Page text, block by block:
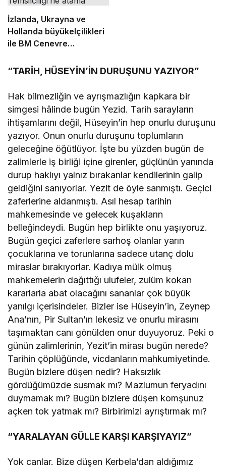
İzlanda, Ukrayna ve
Hollanda büyükelçilikleri
ile BM Cenevre
atama
“TARİH, HÜSEYİN’İN DURUŞUNU YAZIYOR”
Hak bilmezliğin ve ayrışmazlığın kapkara bir
simgesi hâlinde bugün Yezid. Tarih sarayların
ihtişamlarını değil, Hüseyin’in hep onurlu duruşunu
yazıyor. Onun onurlu duruşunu toplumların
geleceğine öğütlüyor. İşte bu yüzden bugün de
zalimlerle iş birliği içine girenler, güçlünün yanında
durup haklıyı yalnız bırakanlar kendilerinin galip
geldiğini sanıyorlar. Yezit de öyle sanmıştı. Geçici
zaferlerine aldanmıştı. Asıl hesap tarihin
mahkemesinde ve gelecek kuşakların
belleğindeydi. Bugün hep birlikte onu yaşıyoruz.
Bugün geçici zaferlere sarhoş olanlar yarın
çocuklarına ve torunlarına sadece utanç dolu
miraslar bırakıyorlar. Kadıya mülk olmuş
mahkemelerin dağıttığı ulufeler, zulüm kokan
kararlarla abat olacağını sananlar çok büyük
yanılgı içerisindeler. Bizler ise Hüseyin’in, Zeynep
Ana’nın, Pir Sultan’ın lekesiz ve onurlu mirasını
taşımaktan canı gönülden onur duyuyoruz. Peki o
günün zalimlerinin, Yezit’in mirası bugün nerede?
Tarihin çöplüğünde, vicdanların mahkumiyetinde.
Bugün bizlere düşen nedir? Haksızlık
gördüğümüzde susmak mı? Mazlumun feryadını
duymamak mı? Bugün bizlere düşen komşunuz
açken tok yatmak mı? Birbirimizi ayrıştırmak mı?
“YARALAYAN GÜLLE KARŞI KARŞIYAYIZ”
Yok canlar. Bize düşen Kerbela’dan aldığımız